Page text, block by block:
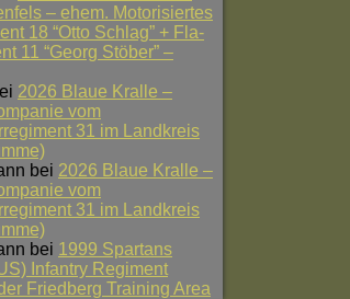
– ehem. Motorisiertes
18 “Otto Schlag” + Fla-
11 “Georg Stöber” –
2026 Blaue Kralle –
vom
31 im Landkreis
bei 2026 Blaue Kralle –
vom
31 im Landkreis
bei 1999 Spartans
Infantry Regiment
Friedberg Training Area